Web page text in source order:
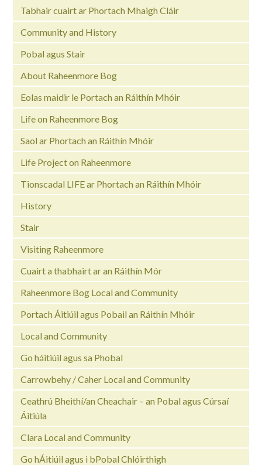
Tabhair cuairt ar Phortach Mhaigh Cláir
Community and History
Pobal agus Stair
About Raheenmore Bog
Eolas maidir le Portach an Ráithín Mhóir
Life on Raheenmore Bog
Saol ar Phortach an Ráithín Mhóir
Life Project on Raheenmore
Tionscadal LIFE ar Phortach an Ráithín Mhóir
History
Stair
Visiting Raheenmore
Cuairt a thabhairt ar an Ráithín Mór
Raheenmore Bog Local and Community
Portach Áitiúil agus Pobail an Ráithín Mhóir
Local and Community
Go háitiúil agus sa Phobal
Carrowbehy / Caher Local and Community
Ceathrú Bheithí/an Cheachair – an Pobal agus Cúrsaí
Áitiúla
Clara Local and Community
Go hÁitiúil agus i bPobal Chlóirthigh